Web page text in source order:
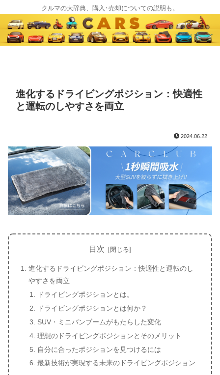
クルマの大辞典、購入･売却についての説明も。
進化するドライビングポジション：快適性
と運転のしやすさを両立
2024.06.22
目次
進化するドライビングポジション：快適性と運転のし
やすさを両立
ドライビングポジションとは。
ドライビングポジションとは何か？
SUV・ミニバンブームがもたらした変化
理想のドライビングポジションとそのメリット
自分に合ったポジションを見つけるには
最新技術が実現する未来のドライビングポジション